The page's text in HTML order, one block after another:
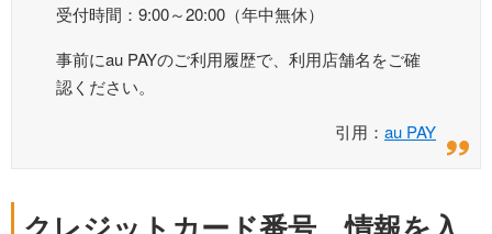
受付時間：9:00～20:00（年中無休）
事前にau PAYのご利用履歴で、利用店舗名をご確
認ください。
引用： au PAY